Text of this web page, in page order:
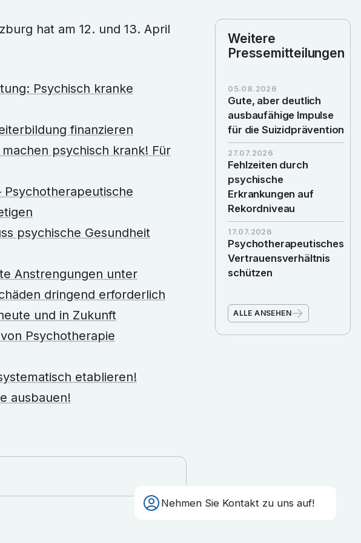
Nehmen Sie Kontakt zu uns auf!
Psychisch kranke
finanzieren
psychisch krank! Für
psychische Gesundheit
Anstrengungen unter
dringend erforderlich
und in Zukunft
Psychotherapie
etablieren!
ausbauen!
Weitere
Pressemitteilungen
05.08.2026
Gute, aber deutlich
ausbaufähige Impulse
für die Suizidprävention
27.07.2026
Fehlzeiten durch
psychische
Erkrankungen auf
Rekordniveau
17.07.2026
Psychotherapeutisches
Vertrauensverhältnis
schützen
ALLE ANSEHEN